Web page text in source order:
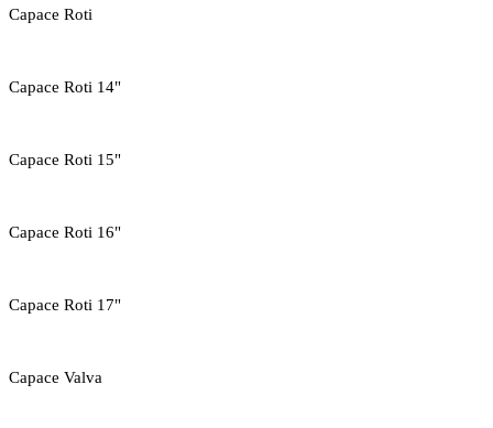
Capace Roti
Capace Roti 14"
Capace Roti 15"
Capace Roti 16"
Capace Roti 17"
Capace Valva